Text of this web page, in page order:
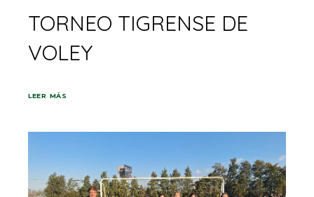
TORNEO TIGRENSE DE
VOLEY
LEER MÁS